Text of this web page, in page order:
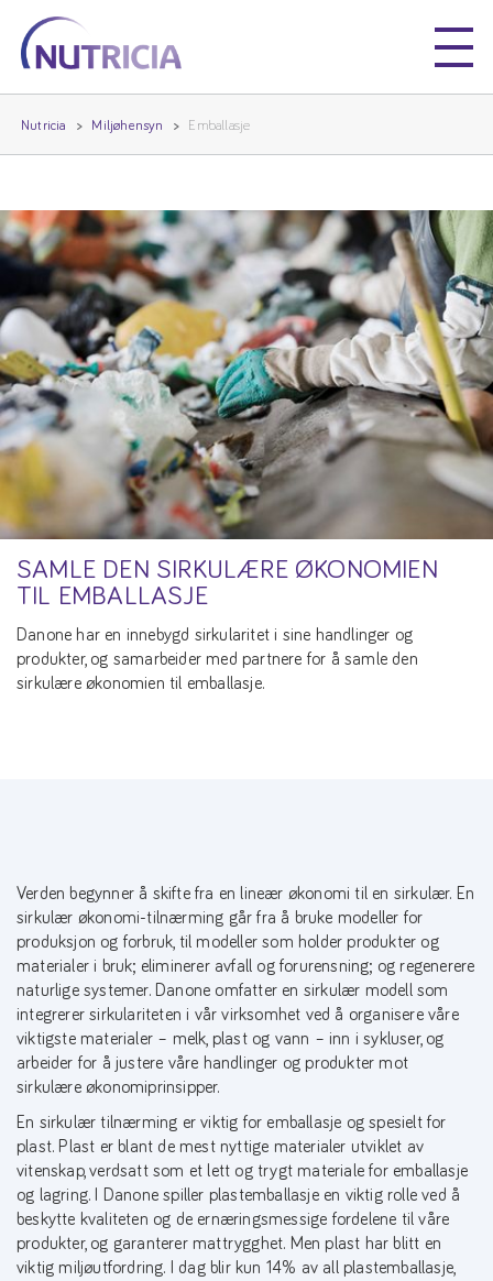
Nutricia
Nutricia
Nutricia Miljøhensyn Emballasje
SAMLE DEN SIRKULÆRE ØKONOMIEN
TIL EMBALLASJE
Danone har en innebygd sirkularitet i sine handlinger og
produkter, og samarbeider med partnere for å samle den
sirkulære økonomien til emballasje.
Verden begynner å skifte fra en lineær økonomi til en sirkulær. En
sirkulær økonomi-tilnærming går fra å bruke modeller for
produksjon og forbruk, til modeller som holder produkter og
materialer i bruk; eliminerer avfall og forurensning; og regenerere
naturlige systemer. Danone omfatter en sirkulær modell som
integrerer sirkulariteten i vår virksomhet ved å organisere våre
viktigste materialer – melk, plast og vann – inn i sykluser, og
arbeider for å justere våre handlinger og produkter mot
sirkulære økonomiprinsipper.
En sirkulær tilnærming er viktig for emballasje og spesielt for
plast. Plast er blant de mest nyttige materialer utviklet av
vitenskap, verdsatt som et lett og trygt materiale for emballasje
og lagring. I Danone spiller plastemballasje en viktig rolle ved å
beskytte kvaliteten og de ernæringsmessige fordelene til våre
produkter, og garanterer mattrygghet. Men plast har blitt en
viktig miljøutfordring. I dag blir kun 14% av all plastemballasje,